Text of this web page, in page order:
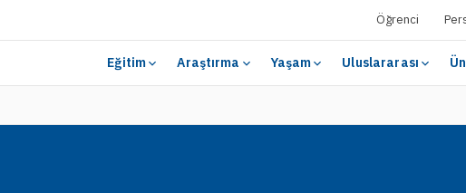
Öğrenci
Eğitim Araştırma Yaşam Uluslararası